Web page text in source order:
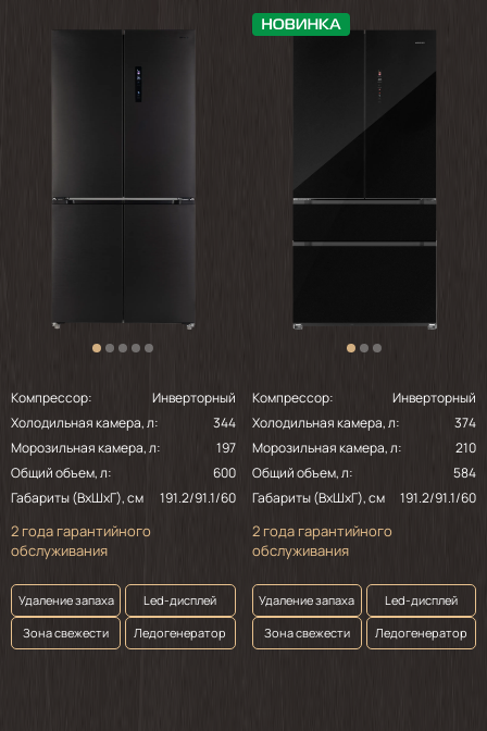
Компрессор:
Инверторный
Холодильная камера, л:
344
Морозильная камера, л:
197
Общий объем, л:
600
Габариты (ВхШхГ), см
191.2/91.1/60
2 года гарантийного
обслуживания
Удаление запаха
Led-дисплей
Зона свежести
Ледогенератор
Компрессор:
Инверторный
Холодильная камера, л:
374
Морозильная камера, л:
210
Общий объем, л:
584
Габариты (ВхШхГ), см
191.2/91.1/60
2 года гарантийного
обслуживания
Удаление запаха
Led-дисплей
Зона свежести
Ледогенератор